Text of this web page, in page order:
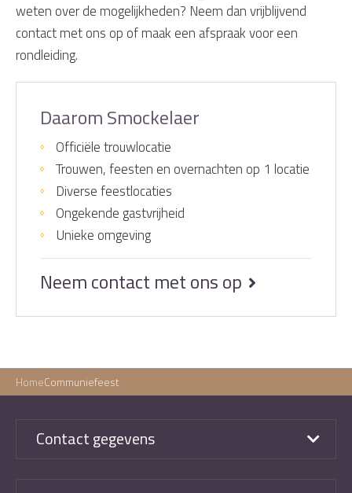
weten over de mogelijkheden? Neem dan vrijblijvend
contact met ons op of maak een afspraak voor een
rondleiding.
Daarom Smockelaer
Officiële trouwlocatie
Trouwen, feesten en overnachten op 1 locatie
Diverse feestlocaties
Ongekende gastvrijheid
Unieke omgeving
Neem contact met ons op
HomeCommuniefeest
Contact gegevens